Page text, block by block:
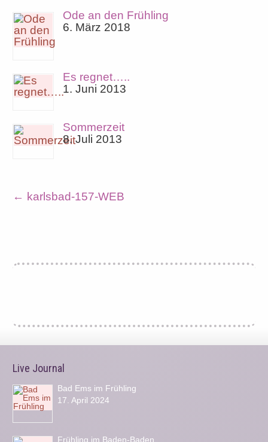
Ode an den Frühling
6. März 2018
Es regnet…..
1. Juni 2013
Sommerzeit
8. Juli 2013
← karlsbad-157-WEB
Live Journal
Bad Ems im Frühling
17. April 2024
Frühling im Baden-Baden